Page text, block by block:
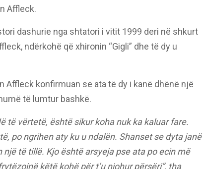
Affleck.
dashurie nga shtatori i vitit 1999 deri në shkurt
ndërkohë që xhironin “Gigli” dhe të dy u
Affleck konfirmuan se ata të dy i kanë dhënë një
të lumtur bashkë.
të vërtetë, është sikur koha nuk ka kaluar fare.
po ngrihen aty ku u ndalën. Shanset se dyta janë
një të tillë. Kjo është arsyeja pse ata po ecin më
këtë kohë për t’u njohur përsëri”, tha